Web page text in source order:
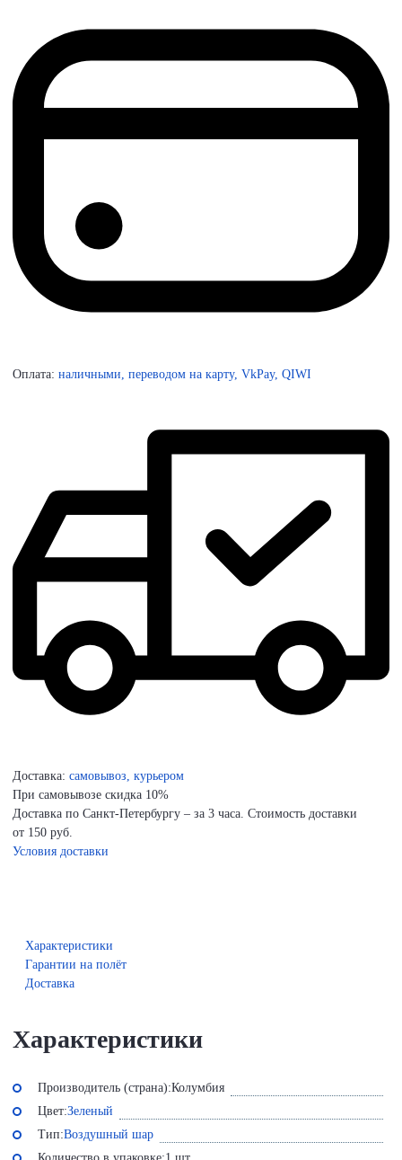
Оплата: наличными, переводом на карту, VkPay, QIWI
Доставка: самовывоз, курьером
При самовывозе скидка 10%
Доставка по Санкт-Петербургу – за 3 часа. Стоимость доставки
от 150 руб.
Условия доставки
Характеристики
Гарантии на полёт
Доставка
Характеристики
Производитель (страна):Колумбия
Цвет:Зеленый
Тип:Воздушный шар
Количество в упаковке:1 шт.